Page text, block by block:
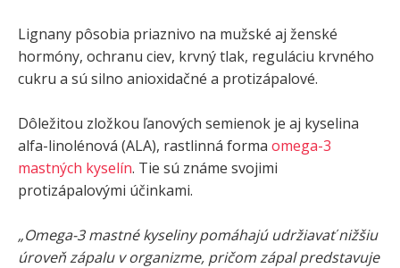
Lignany pôsobia priaznivo na mužské aj ženské
hormóny, ochranu ciev, krvný tlak, reguláciu krvného
cukru a sú silno anioxidačné a protizápalové.
Dôležitou zložkou ľanových semienok je aj kyselina
alfa-linolénová (ALA), rastlinná forma omega-3
mastných kyselín. Tie sú známe svojimi
protizápalovými účinkami.
„Omega-3 mastné kyseliny pomáhajú udržiavať nižšiu
úroveň zápalu v organizme, pričom zápal predstavuje